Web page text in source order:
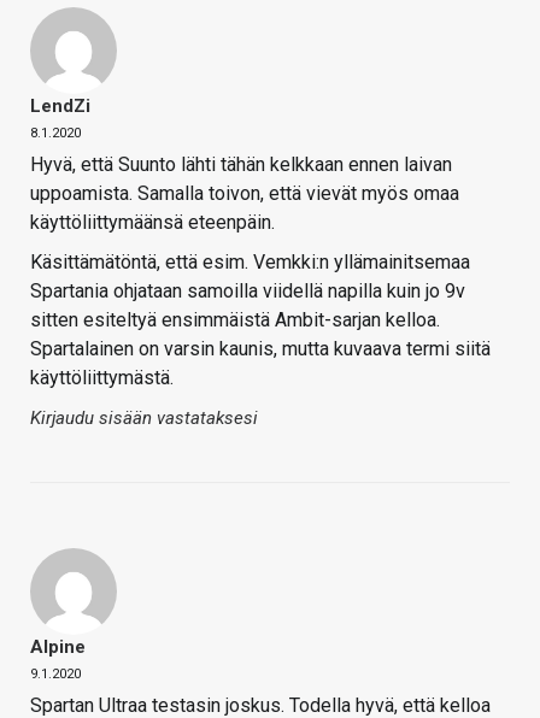
LendZi
8.1.2020
Hyvä, että Suunto lähti tähän kelkkaan ennen laivan
uppoamista. Samalla toivon, että vievät myös omaa
käyttöliittymäänsä eteenpäin.
Käsittämätöntä, että esim. Vemkki:n yllämainitsemaa
Spartania ohjataan samoilla viidellä napilla kuin jo 9v
sitten esiteltyä ensimmäistä Ambit-sarjan kelloa.
Spartalainen on varsin kaunis, mutta kuvaava termi siitä
käyttöliittymästä.
Kirjaudu sisään vastataksesi
Alpine
9.1.2020
Spartan Ultraa testasin joskus. Todella hyvä, että kelloa